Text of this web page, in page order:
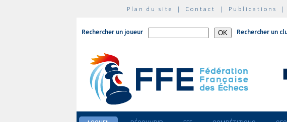
Plan du site | Contact | Publications |
Rechercher un joueur Rechercher un